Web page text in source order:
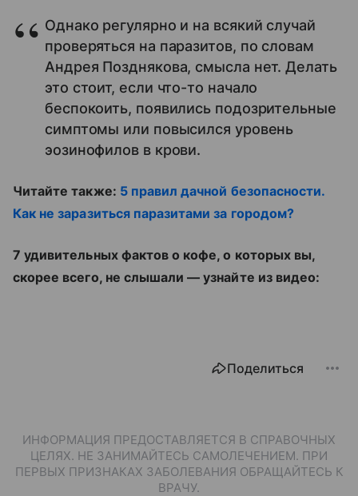
Однако регулярно и на всякий случай
проверяться на паразитов, по словам
Андрея Позднякова, смысла нет. Делать
это стоит, если что-то начало
беспокоить, появились подозрительные
симптомы или повысился уровень
эозинофилов в крови.
Читайте также: 5 правил дачной безопасности.
Как не заразиться паразитами за городом?
7 удивительных фактов о кофе, о которых вы,
скорее всего, не слышали — узнайте из видео:
Поделиться
ИНФОРМАЦИЯ ПРЕДОСТАВЛЯЕТСЯ В СПРАВОЧНЫХ
ЦЕЛЯХ. НЕ ЗАНИМАЙТЕСЬ САМОЛЕЧЕНИЕМ. ПРИ
ПЕРВЫХ ПРИЗНАКАХ ЗАБОЛЕВАНИЯ ОБРАЩАЙТЕСЬ К
ВРАЧУ.